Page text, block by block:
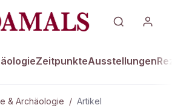
ZeitpunkteAusstellungen
& Archäologie / Artikel